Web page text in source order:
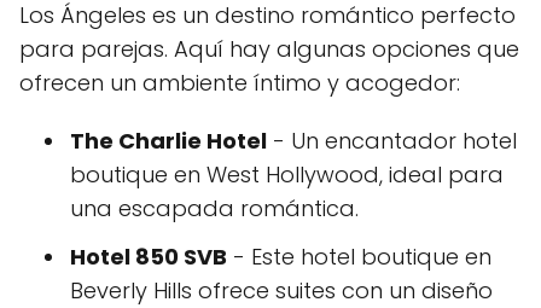
Los Ángeles es un destino romántico perfecto
para parejas. Aquí hay algunas opciones que
ofrecen un ambiente íntimo y acogedor:
The Charlie Hotel - Un encantador hotel
boutique en West Hollywood, ideal para
una escapada romántica.
Hotel 850 SVB - Este hotel boutique en
Beverly Hills ofrece suites con un diseño